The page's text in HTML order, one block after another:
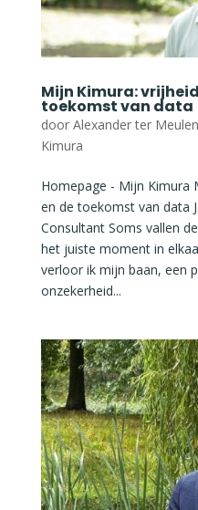
Mijn Kimura:
toekomst van data
door Alexander ter Meulen
Kimura
Homepage - Mijn Kimura
en de toekomst van data
Consultant Soms vallen
het juiste moment in
verloor ik mijn baan, een
onzekerheid...